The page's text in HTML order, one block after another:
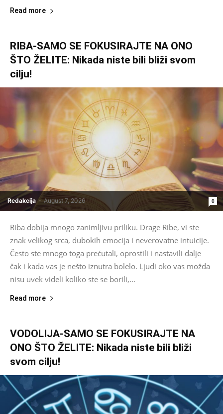
Read more
RIBA-SAMO SE FOKUSIRAJTE NA ONO
ŠTO ŽELITE: Nikada niste bili bliži svom
cilju!
Redakcija - August 7, 2026 0
Riba dobija mnogo zanimljivu priliku. Drage Ribe, vi ste
znak velikog srca, dubokih emocija i neverovatne intuicije.
Često ste mnogo toga prećutali, oprostili i nastavili dalje
čak i kada vas je nešto iznutra bolelo. Ljudi oko vas možda
nisu uvek videli koliko ste se borili,...
Read more
VODOLIJA-SAMO SE FOKUSIRAJTE NA
ONO ŠTO ŽELITE: Nikada niste bili bliži
svom cilju!